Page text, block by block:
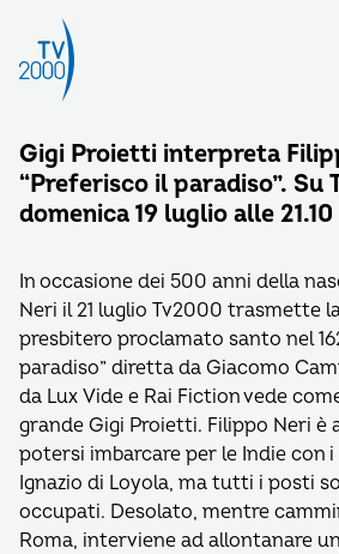
Gigi Proietti interpreta
“Preferisco il paradiso”. Su
domenica 19 luglio alle 21.10
In occasione dei 500 anni della
Neri il 21 luglio Tv2000 trasmette
presbitero proclamato santo nel
paradiso” diretta da Giacomo
da Lux Vide e Rai Fiction vede
grande Gigi Proietti. Filippo Neri è
potersi imbarcare per le Indie con
Ignazio di Loyola, ma tutti i posti
occupati. Desolato, mentre
Roma, interviene ad allontanare